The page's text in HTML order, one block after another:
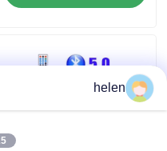
وبلاگ
ماژول برد تقویت کننده
helen